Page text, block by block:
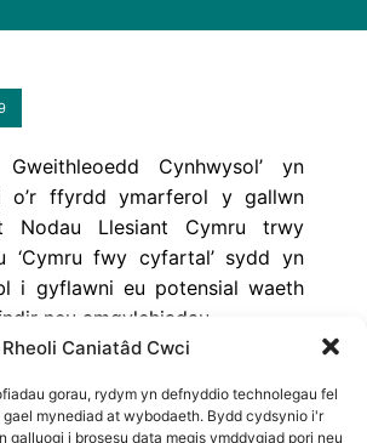
Rheoli Caniatâd Cwci
gorau, rydym yn defnyddio technolegau fel
mynediad at wybodaeth. Bydd cydsynio i'r
galluogi i brosesu data megis ymddygiad pori neu
Gweithleoedd Cynhwysol’ yn
o’r ffyrdd ymarferol y gallwn
Nodau Llesiant Cymru trwy
‘Cymru fwy cyfartal’ sydd yn
i gyflawni eu potensial waeth
neu amgylchiadau.
Saesneg